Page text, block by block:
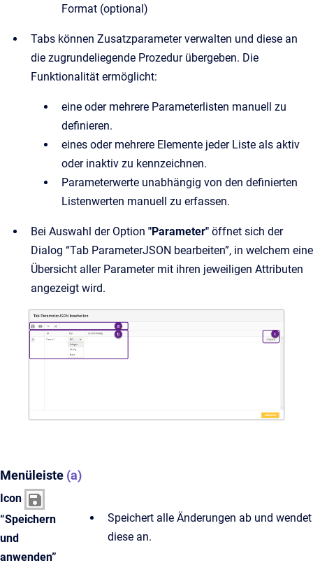
Format (optional)
Tabs können Zusatzparameter verwalten und diese an
die zugrundeliegende Prozedur übergeben. Die
Funktionalität ermöglicht:
eine oder mehrere Parameterlisten manuell zu
definieren.
eines oder mehrere Elemente jeder Liste als aktiv
oder inaktiv zu kennzeichnen.
Parameterwerte unabhängig von den definierten
Listenwerten manuell zu erfassen.
Bei Auswahl der Option "Parameter" öffnet sich der
Dialog “Tab ParameterJSON bearbeiten”, in welchem eine
Übersicht aller Parameter mit ihren jeweiligen Attributen
angezeigt wird.
Menüleiste (a)
Icon
“Speichern
und
anwenden”
Speichert alle Änderungen ab und wendet
diese an.